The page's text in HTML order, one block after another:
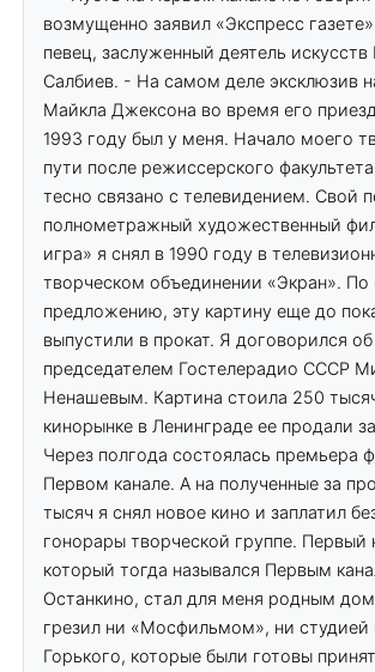
возмущенно заявил «Экспресс
певец, заслуженный деятель
Салбиев. - На самом деле эксклюзив
Майкла Джексона во время его
1993 году был у меня. Начало моего
пути после режиссерского
тесно связано с телевидением. Свой
полнометражный художественный
игра» я снял в 1990 году в
творческом объединении «Экран».
предложению, эту картину еще до
выпустили в прокат. Я договорился
председателем Гостелерадио СССР
Ненашевым. Картина стоила 250
кинорынке в Ленинграде ее продали
Через полгода состоялась премьера
Первом канале. А на полученные за
тысяч я снял новое кино и заплатил
гонорары творческой группе. Первый
который тогда назывался Первым
Останкино, стал для меня родным
грезил ни «Мосфильмом», ни студией
Горького, которые были готовы